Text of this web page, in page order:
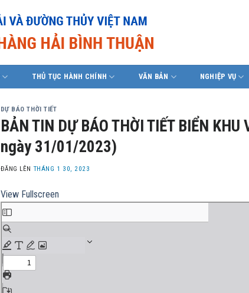
THỦ TỤC HÀNH CHÍNH VĂN BẢN NGHIỆP VỤ
DỰ BÁO THỜI TIẾT
BẢN TIN DỰ BÁO THỜI TIẾT BIỂN
ngày 31/01/2023)
ĐĂNG LÊN THÁNG 1 30, 2023
View Fullscreen